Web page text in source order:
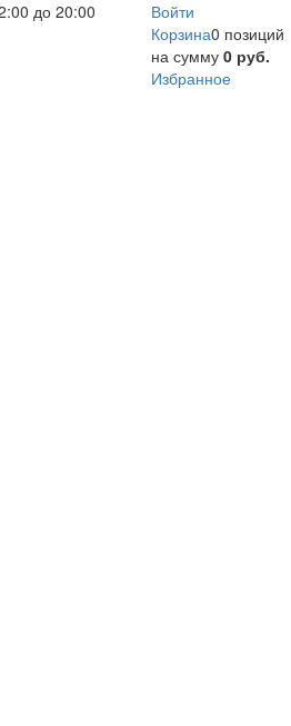
до 20:00
Войти
Корзина0 позиций
на сумму 0 руб.
Избранное